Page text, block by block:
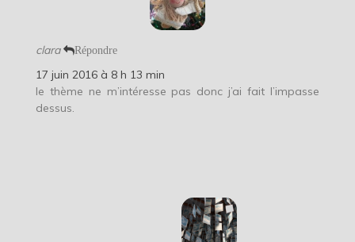
clara Répondre
17 juin 2016 à 8 h 13 min
le thème ne m’intéresse pas donc j’ai fait l’impasse
dessus.